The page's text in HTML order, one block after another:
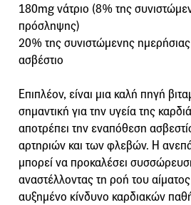
180mg νάτριο (8% της
πρόσληψης)
20% της συνιστώμενης
ασβέστιο
Επιπλέον, είναι μια καλή πηγή
σημαντική για την υγεία της
αποτρέπει την εναπόθεση
αρτηριών και των φλεβών. Η
μπορεί να προκαλέσει
αναστέλλοντας τη ροή του
αυξημένο κίνδυνο καρδιακών